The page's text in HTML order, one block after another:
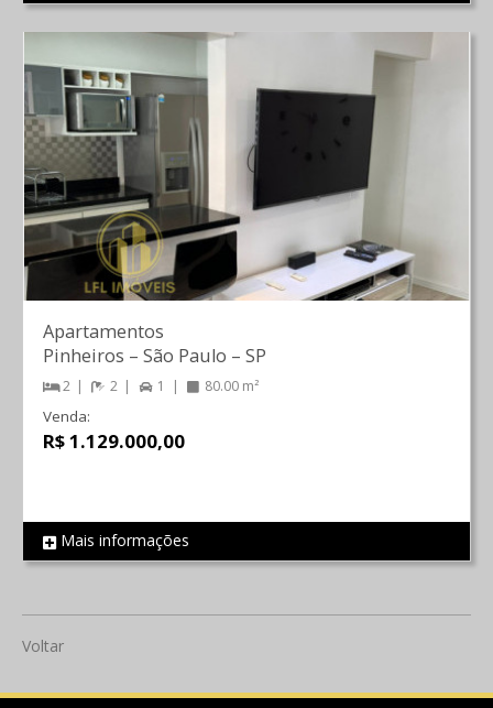
REF 830
Apartamentos
Pinheiros – São Paulo – SP
2 2 1 80.00 m²
Venda:
R$ 1.129.000,00
Mais informações
Voltar